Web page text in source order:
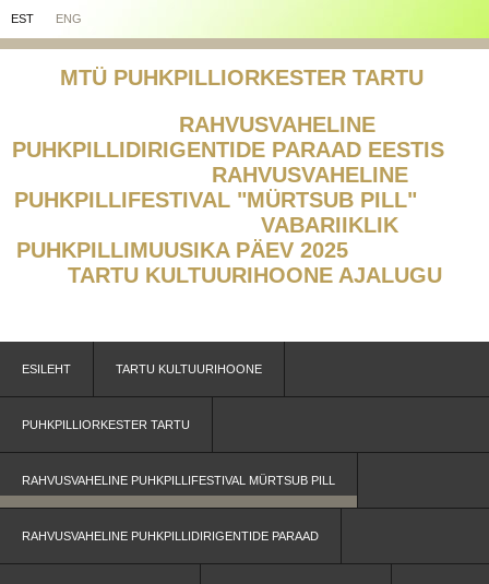
EST ENG
MTÜ PUHKPILLIORKESTER TARTU
RAHVUSVAHELINE
PUHKPILLIDIRIGENTIDE PARAAD EESTIS
RAHVUSVAHELINE
PUHKPILLIFESTIVAL "MÜRTSUB PILL"
VABARIIKLIK
PUHKPILLIMUUSIKA PÄEV 2025
TARTU KULTUURIHOONE AJALUGU
ESILEHT TARTU KULTUURIHOONE
PUHKPILLIORKESTER TARTU
RAHVUSVAHELINE PUHKPILLIFESTIVAL MÜRTSUB PILL
RAHVUSVAHELINE PUHKPILLIDIRIGENTIDE PARAAD